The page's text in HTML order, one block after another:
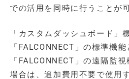
での活用を同時に行うことが
「カスタムダッシュボード」
「FALCONNECT」の標準機
「FALCONNECT」の遠隔監
場合は、追加費用不要で使用